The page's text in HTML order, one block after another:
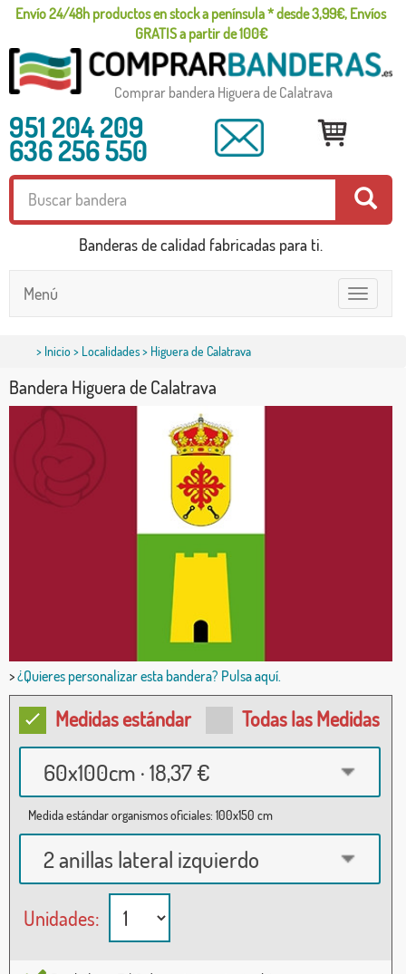
Envío 24/48h productos en stock a península * desde 3,99€, Envíos
GRATIS a partir de 100€
Comprar bandera Higuera de Calatrava
951 204 209
636 256 550
Banderas de calidad fabricadas para ti.
Toggle
navigation
Menú
> Inicio> Localidades> Higuera de Calatrava
Bandera Higuera de Calatrava
>¿Quieres personalizar esta bandera? Pulsa aquí.
Medidas estándar Todas las Medidas
60x100cm · 18,37 €
Medida estándar organismos oficiales: 100x150 cm
2 anillas lateral izquierdo
Unidades: